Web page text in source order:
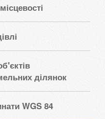
ділянок
WGS 84